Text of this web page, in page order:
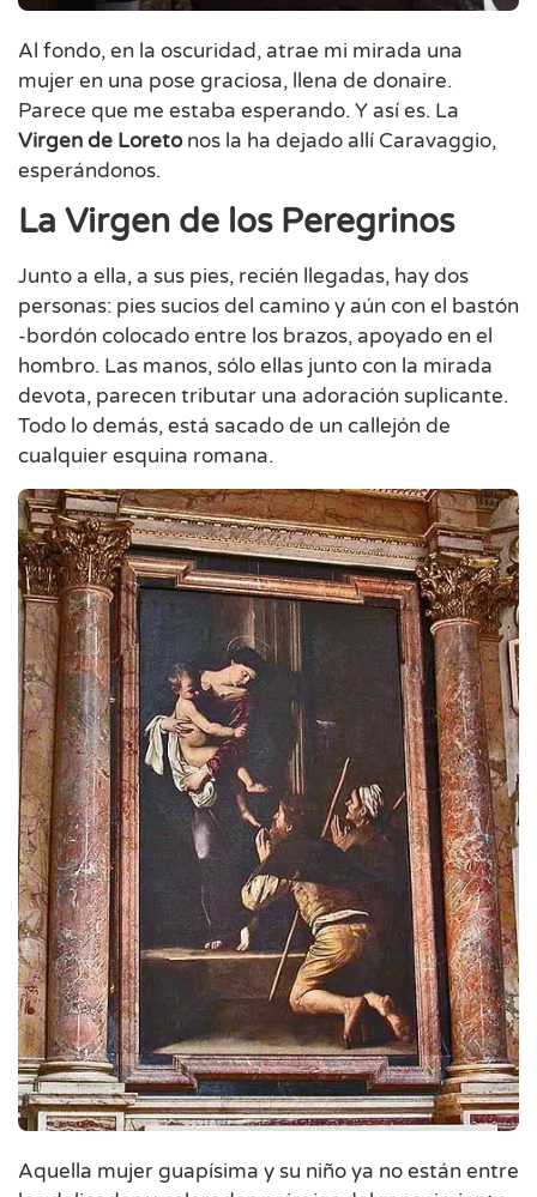
Al fondo, en la oscuridad, atrae mi mirada una
mujer en una pose graciosa, llena de donaire.
Parece que me estaba esperando. Y así es. La
Virgen de Loreto nos la ha dejado allí Caravaggio,
esperándonos.
La Virgen de los Peregrinos
Junto a ella, a sus pies, recién llegadas, hay dos
personas: pies sucios del camino y aún con el bastón
-bordón colocado entre los brazos, apoyado en el
hombro. Las manos, sólo ellas junto con la mirada
devota, parecen tributar una adoración suplicante.
Todo lo demás, está sacado de un callejón de
cualquier esquina romana.
Aquella mujer guapísima y su niño ya no están entre